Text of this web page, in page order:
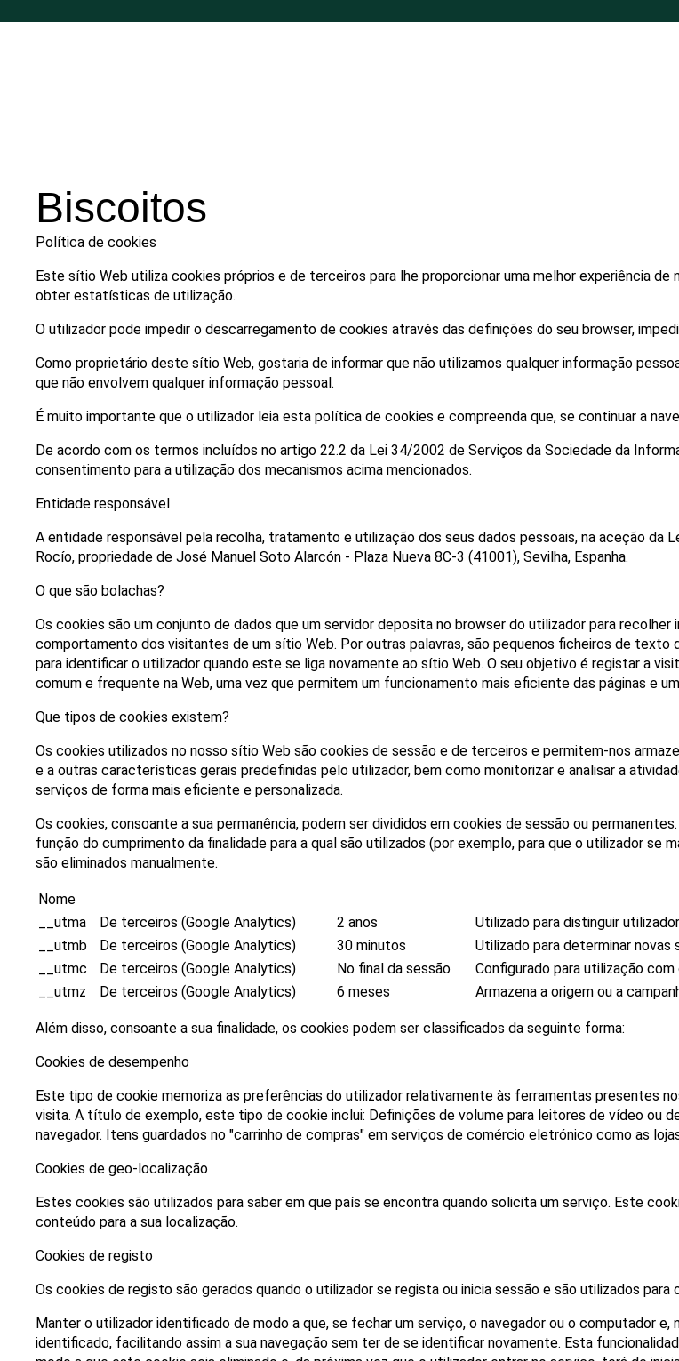
Biscoitos
Política de cookies
Este sítio Web utiliza cookies próprios e de terceiros para lhe proporcionar uma melhor experiência
obter estatísticas de utilização.
O utilizador pode impedir o descarregamento de cookies através das definições do seu browser,
Como proprietário deste sítio Web, gostaria de informar que não utilizamos qualquer informação
que não envolvem qualquer informação pessoal.
É muito importante que o utilizador leia esta política de cookies e compreenda que, se continuar a
De acordo com os termos incluídos no artigo 22.2 da Lei 34/2002 de Serviços da Sociedade da
consentimento para a utilização dos mecanismos acima mencionados.
Entidade responsável
A entidade responsável pela recolha, tratamento e utilização dos seus dados pessoais, na aceção da
Rocío, propriedade de José Manuel Soto Alarcón - Plaza Nueva 8C-3 (41001), Sevilha, Espanha.
O que são bolachas?
Os cookies são um conjunto de dados que um servidor deposita no browser do utilizador para
comportamento dos visitantes de um sítio Web. Por outras palavras, são pequenos ficheiros de texto
para identificar o utilizador quando este se liga novamente ao sítio Web. O seu objetivo é registar a
comum e frequente na Web, uma vez que permitem um funcionamento mais eficiente das páginas e
Que tipos de cookies existem?
Os cookies utilizados no nosso sítio Web são cookies de sessão e de terceiros e permitem-nos
e a outras características gerais predefinidas pelo utilizador, bem como monitorizar e analisar a
serviços de forma mais eficiente e personalizada.
Os cookies, consoante a sua permanência, podem ser divididos em cookies de sessão ou
função do cumprimento da finalidade para a qual são utilizados (por exemplo, para que o utilizador se
são eliminados manualmente.
Nome
__utma
De terceiros (Google Analytics) 2 anos Utilizado para distinguir
__utmb
De terceiros (Google Analytics) 30 minutos Utilizado para determinar novas
__utmc
De terceiros (Google Analytics) No final da sessão Configurado para utilização com
__utmz
De terceiros (Google Analytics) 6 meses Armazena a origem ou a
Além disso, consoante a sua finalidade, os cookies podem ser classificados da seguinte forma:
Cookies de desempenho
Este tipo de cookie memoriza as preferências do utilizador relativamente às ferramentas presentes
visita. A título de exemplo, este tipo de cookie inclui: Definições de volume para leitores de vídeo ou
navegador. Itens guardados no "carrinho de compras" em serviços de comércio eletrónico como as
Cookies de geo-localização
Estes cookies são utilizados para saber em que país se encontra quando solicita um serviço. Este
conteúdo para a sua localização.
Cookies de registo
Os cookies de registo são gerados quando o utilizador se regista ou inicia sessão e são utilizados
Manter o utilizador identificado de modo a que, se fechar um serviço, o navegador ou o computador
identificado, facilitando assim a sua navegação sem ter de se identificar novamente. Esta